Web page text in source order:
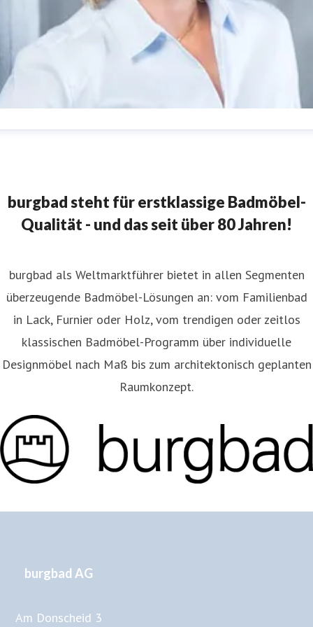
burgbad steht für erstklassige Badmöbel-
Qualität - und das seit über 80 Jahren!
burgbad als Weltmarktführer bietet in allen Segmenten
überzeugende Badmöbel-Lösungen an: vom Familienbad
in Lack, Furnier oder Holz, vom trendigen oder zeitlos
klassischen Badmöbel-Programm über individuelle
Designmöbel nach Maß bis zum architektonisch geplanten
Raumkonzept.
burgbad AG
Am Donscheid 3